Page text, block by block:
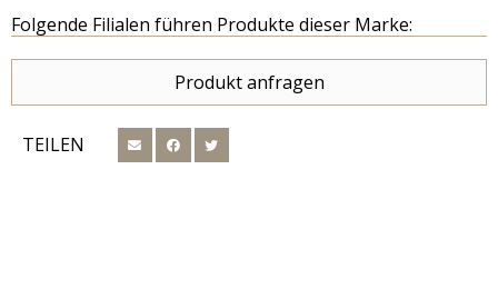
Folgende Filialen führen Produkte dieser Marke:
Produkt anfragen
TEILEN